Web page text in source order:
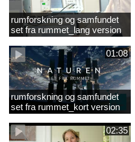
rumforskning og samfundet
set fra rummet_lang version
01:08
rumforskning og samfundet
set fra rummet_kort version
02:35